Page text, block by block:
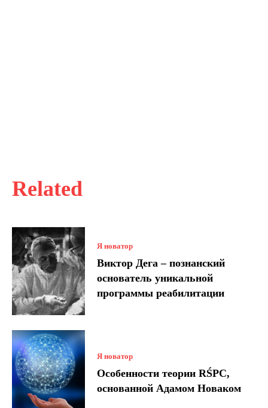
Related
Я новатор
Виктор Дега – познанский
основатель уникальной
программы реабилитации
Я новатор
Особенности теории RŚPC,
основанной Адамом Новаком